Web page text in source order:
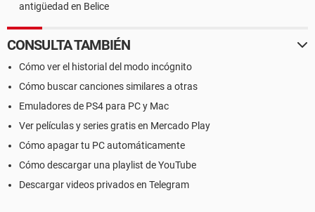
antigüedad en Belice
CONSULTA TAMBIÉN
Cómo ver el historial del modo incógnito
Cómo buscar canciones similares a otras
Emuladores de PS4 para PC y Mac
Ver películas y series gratis en Mercado Play
Cómo apagar tu PC automáticamente
Cómo descargar una playlist de YouTube
Descargar videos privados en Telegram